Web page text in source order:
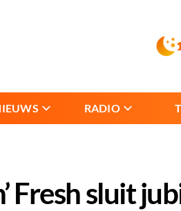
RADIO
Fresh sluit